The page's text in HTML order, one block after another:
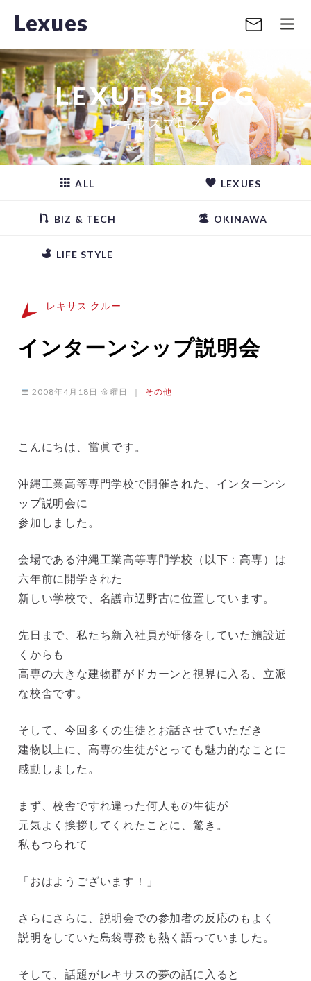
Lexues
LEXUES BLOG
レキサスブログ
ALL LEXUES
BIZ & TECH OKINAWA
LIFE STYLE
レキサス クルー
インターンシップ説明会
2008年4月18日 金曜日 ｜ その他
こんにちは、當眞です。
沖縄工業高等専門学校で開催された、インターンシ
ップ説明会に
参加しました。
会場である沖縄工業高等専門学校（以下：高専）は
六年前に開学された
新しい学校で、名護市辺野古に位置しています。
先日まで、私たち新入社員が研修をしていた施設近
くからも
高専の大きな建物群がドカーンと視界に入る、立派
な校舎です。
そして、今回多くの生徒とお話させていただき
建物以上に、高専の生徒がとっても魅力的なことに
感動しました。
まず、校舎ですれ違った何人もの生徒が
元気よく挨拶してくれたことに、驚き。
私もつられて
「おはようございます！」
さらにさらに、説明会での参加者の反応のもよく
説明をしていた島袋専務も熱く語っていました。
そして、話題がレキサスの夢の話に入ると